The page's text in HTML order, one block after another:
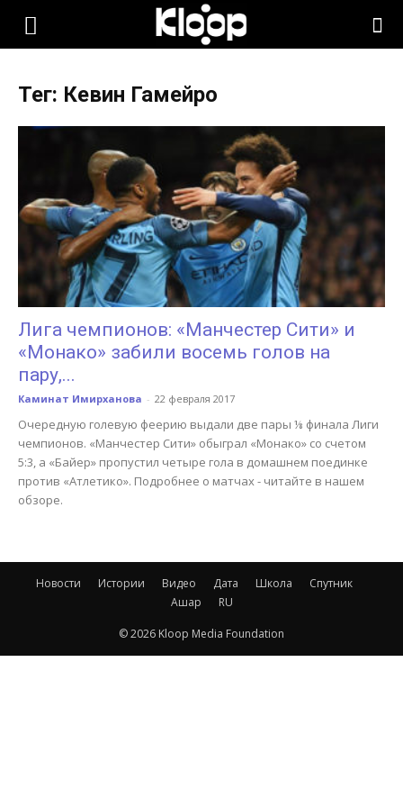
KLOOP.KG
Кыргызстана
Тег: Кевин Гамейро
Лига чемпионов: «Манчестер Сити» и
«Монако» забили восемь голов на
пару,...
Каминат Имирханова - 22 февраля 2017
Очередную голевую феерию выдали две пары ⅛ финала Лиги
чемпионов. «Манчестер Сити» обыграл «Монако» со счетом
5:3, а «Байер» пропустил четыре гола в домашнем поединке
против «Атлетико». Подробнее о матчах - читайте в нашем
обзоре.
Новости Истории Видео Дата Школа
Спутник
Ашар
RU
© 2026 Kloop Media Foundation